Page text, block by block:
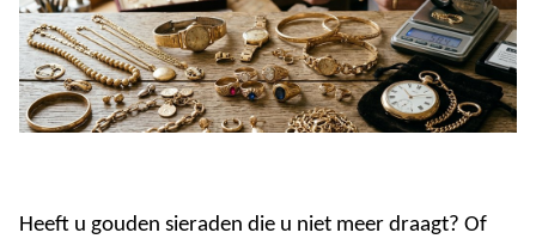
Heeft u gouden sieraden die u niet meer draagt? Of